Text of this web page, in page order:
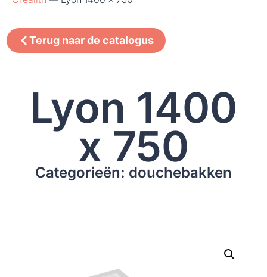
Terug naar de catalogus
Lyon 1400
x 750
Categorieën: douchebakken